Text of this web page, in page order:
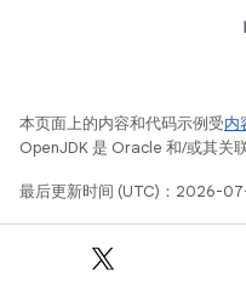
本页面上的内容和代码示例受内
OpenJDK 是 Oracle 和/或其关
最后更新时间 (UTC)：2026-07-